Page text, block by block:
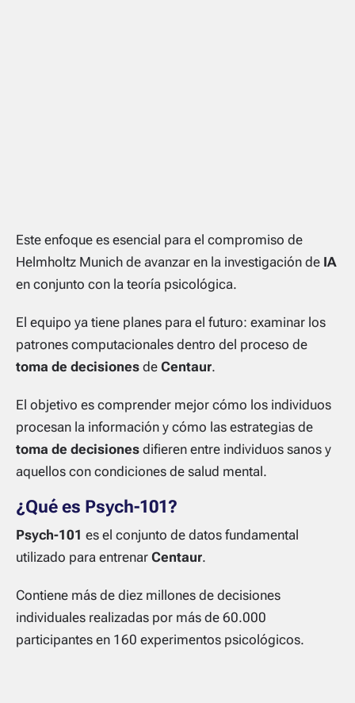
Este enfoque es esencial para el compromiso de
Helmholtz Munich de avanzar en la investigación de IA
en conjunto con la teoría psicológica.
El equipo ya tiene planes para el futuro: examinar los
patrones computacionales dentro del proceso de
toma de decisiones de Centaur.
El objetivo es comprender mejor cómo los individuos
procesan la información y cómo las estrategias de
toma de decisiones difieren entre individuos sanos y
aquellos con condiciones de salud mental.
¿Qué es Psych-101?
Psych-101 es el conjunto de datos fundamental
utilizado para entrenar Centaur.
Contiene más de diez millones de decisiones
individuales realizadas por más de 60.000
participantes en 160 experimentos psicológicos.